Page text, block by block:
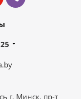
г. Минск, пр-т